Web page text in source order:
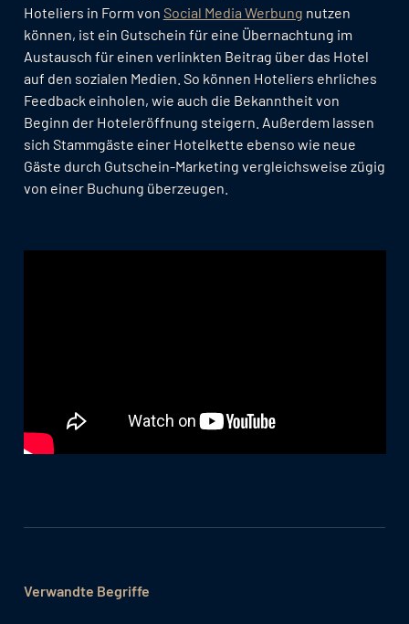
Hoteliers in Form von Social Media Werbung nutzen
können, ist ein Gutschein für eine Übernachtung im
Austausch für einen verlinkten Beitrag über das Hotel
auf den sozialen Medien. So können Hoteliers ehrliches
Feedback einholen, wie auch die Bekanntheit von
Beginn der Hoteleröffnung steigern. Außerdem lassen
sich Stammgäste einer Hotelkette ebenso wie neue
Gäste durch Gutschein-Marketing vergleichsweise zügig
von einer Buchung überzeugen.
Verwandte Begriffe